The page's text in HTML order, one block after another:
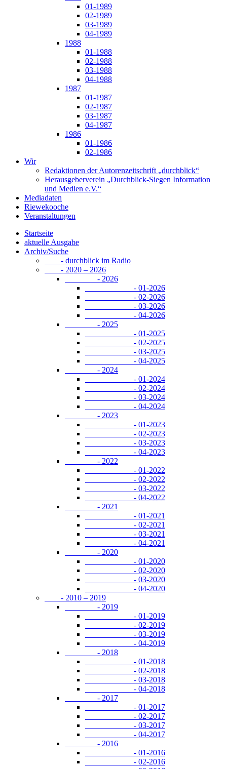
01-1989
02-1989
03-1989
04-1989
1988
01-1988
02-1988
03-1988
04-1988
1987
01-1987
02-1987
03-1987
04-1987
1986
01-1986
02-1986
Wir
Redaktionen der Autorenzeitschrift „durchblick“
Herausgeberverein „Durchblick-Siegen Information
und Medien e.V.“
Mediadaten
Riewekooche
Veranstaltungen
Startseite
aktuelle Ausgabe
Archiv/Suche
- durchblick im Radio
- 2020 – 2026
- 2026
- 01-2026
- 02-2026
- 03-2026
- 04-2026
- 2025
- 01-2025
- 02-2025
- 03-2025
- 04-2025
- 2024
- 01-2024
- 02-2024
- 03-2024
- 04-2024
- 2023
- 01-2023
- 02-2023
- 03-2023
- 04-2023
- 2022
- 01-2022
- 02-2022
- 03-2022
- 04-2022
- 2021
- 01-2021
- 02-2021
- 03-2021
- 04-2021
- 2020
- 01-2020
- 02-2020
- 03-2020
- 04-2020
- 2010 – 2019
- 2019
- 01-2019
- 02-2019
- 03-2019
- 04-2019
- 2018
- 01-2018
- 02-2018
- 03-2018
- 04-2018
- 2017
- 01-2017
- 02-2017
- 03-2017
- 04-2017
- 2016
- 01-2016
- 02-2016